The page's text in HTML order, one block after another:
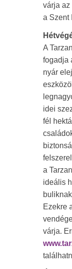
várja az
a Szent
A
fogadja
nyár
idei
fél
a
ideális
Ezekre
várja.